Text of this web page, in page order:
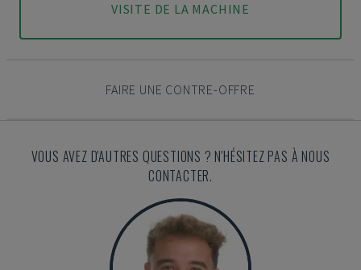
VISITE DE LA MACHINE
FAIRE UNE CONTRE-OFFRE
VOUS AVEZ D'AUTRES QUESTIONS ? N'HÉSITEZ PAS À NOUS
CONTACTER.